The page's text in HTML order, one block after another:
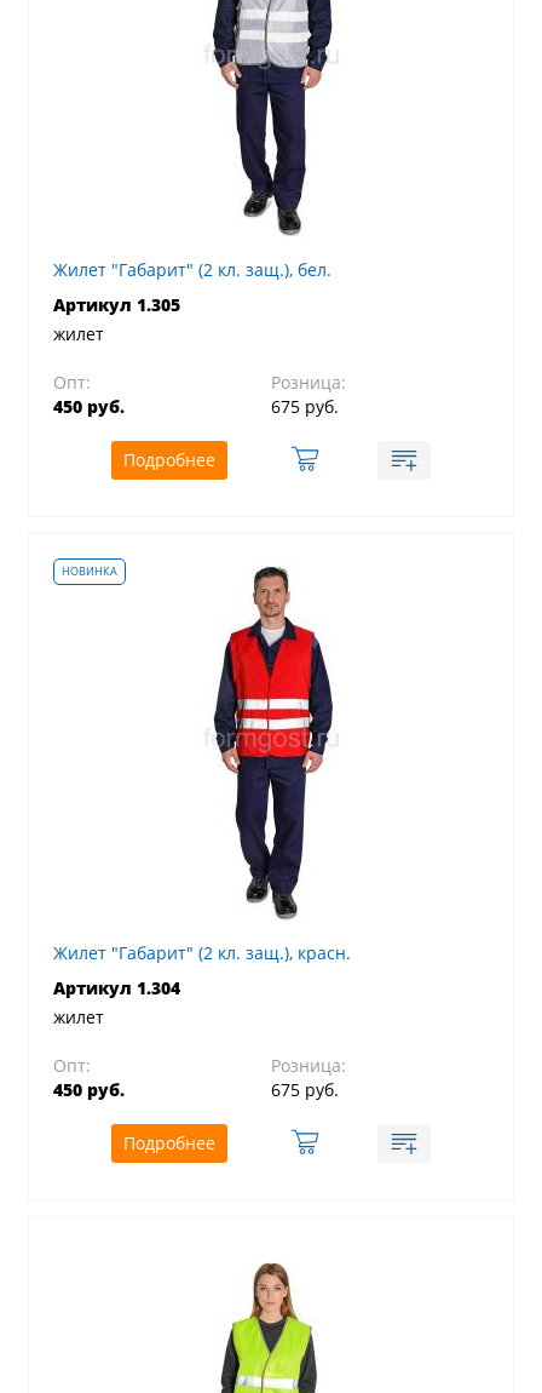
Жилет "Габарит" (2 кл. защ.), бел.
Артикул 1.305
жилет
Опт:
450 руб.
Розница:
675 руб.
Подробнее
Жилет "Габарит" (2 кл. защ.), красн.
Артикул 1.304
жилет
Опт:
450 руб.
Розница:
675 руб.
Подробнее